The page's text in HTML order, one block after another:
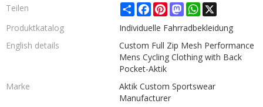
Teilen ShareFacebook
PinterestMastodonWhatsApp
X
Produktkatalog
Individuelle Fahrradbekleidung
English details
Custom Full Zip Mesh Performance
Mens Cycling Clothing with Back
Pocket-Aktik
Marke
Aktik Custom Sportswear
Manufacturer